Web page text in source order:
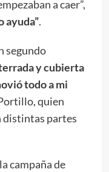
a caer”,
ayuda”.
segundo
y cubierta
todo a mi
quien
distintas partes
campaña de